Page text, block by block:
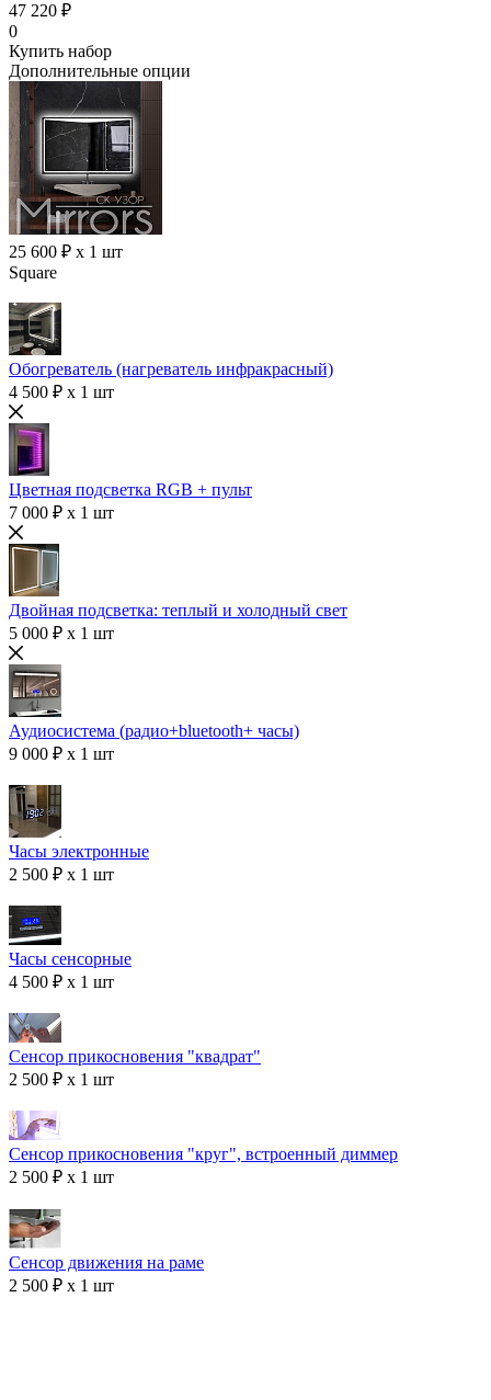
47 220 ₽
0
Купить набор
Дополнительные опции
25 600 ₽ x 1 шт
Square
Обогреватель (нагреватель инфракрасный)
4 500 ₽ x 1 шт
Цветная подсветка RGB + пульт
7 000 ₽ x 1 шт
Двойная подсветка: теплый и холодный свет
5 000 ₽ x 1 шт
Аудиосистема (радио+bluetooth+ часы)
9 000 ₽ x 1 шт
Часы электронные
2 500 ₽ x 1 шт
Часы сенсорные
4 500 ₽ x 1 шт
Сенсор прикосновения "квадрат"
2 500 ₽ x 1 шт
Сенсор прикосновения "круг", встроенный диммер
2 500 ₽ x 1 шт
Сенсор движения на раме
2 500 ₽ x 1 шт